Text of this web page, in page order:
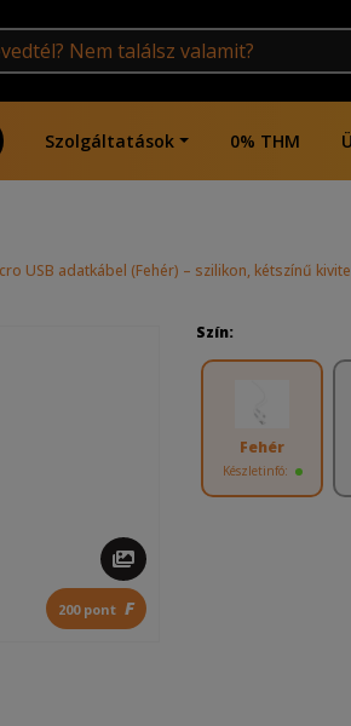
Szolgáltatások 0% THM
USB adatkábel (Fehér) – szilikon, kétszínű
200 pont F
Szín:
Fehér
Készletinfó: